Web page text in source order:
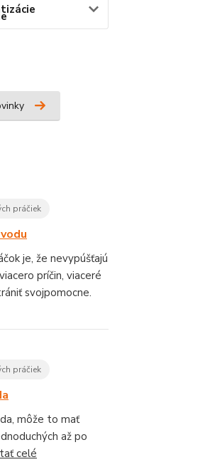
práčiek
je, že nevypúšťajú
príčin, viaceré
svojpomocne.
práčiek
môže to mať
až po
celé